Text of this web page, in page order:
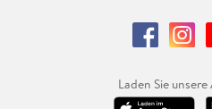
Laden Sie